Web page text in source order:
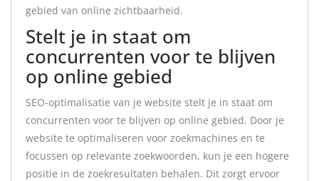
gebied van online zichtbaarheid.
Stelt je in staat om
concurrenten voor te blijven
op online gebied
SEO-optimalisatie van je website stelt je in staat om
concurrenten voor te blijven op online gebied. Door je
website te optimaliseren voor zoekmachines en te
focussen op relevante zoekwoorden, kun je een hogere
positie in de zoekresultaten behalen. Dit zorgt ervoor